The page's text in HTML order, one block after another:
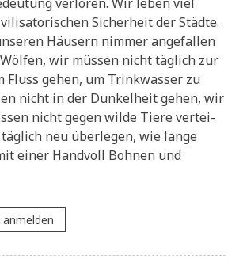
Sicher­heit der Städ­te.
Häu­sern nim­mer ange­fal­len
wir müs­sen nicht täg­lich zur
Fluss gehen, um Trink­was­ser zu
nicht in der Dun­kel­heit gehen, wir
nicht gegen wil­de Tie­re ver­tei­
neu über­le­gen, wie lan­ge
einer Hand­voll Boh­nen und